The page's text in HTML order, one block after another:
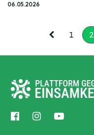
06.05.2026
1 2